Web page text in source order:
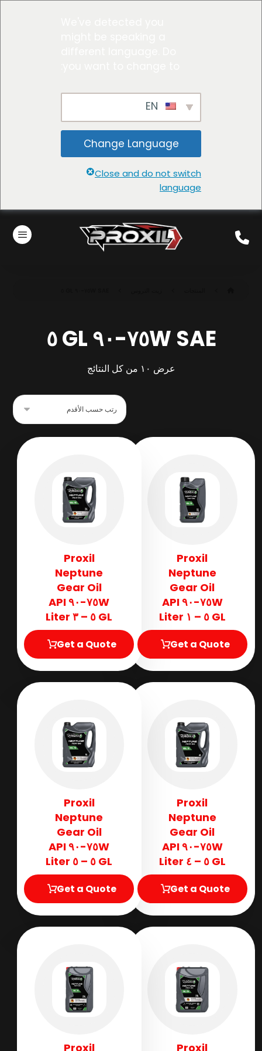
Change Language
Close and do not switch
language
SAE ٧٥W-٩٠ GL ٥
عرض ⁦١٠⁩ من كل النتائج
Proxil
Neptune
Gear Oil
٧٥W-٩٠ API
GL ٥ – ١ Liter
Get a Quote
Proxil
Neptune
Gear Oil
٧٥W-٩٠ API
GL ٥ – ٣ Liter
Get a Quote
Proxil
Neptune
Gear Oil
٧٥W-٩٠ API
GL ٥ – ٤ Liter
Get a Quote
Proxil
Neptune
Gear Oil
٧٥W-٩٠ API
GL ٥ – ٥ Liter
Get a Quote
Proxil
Proxil